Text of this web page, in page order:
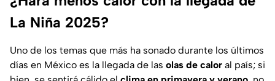
La Niña 2025?
Uno de los temas que más ha sonado durante los últimos
días en México es la llegada de las olas de calor al país; si